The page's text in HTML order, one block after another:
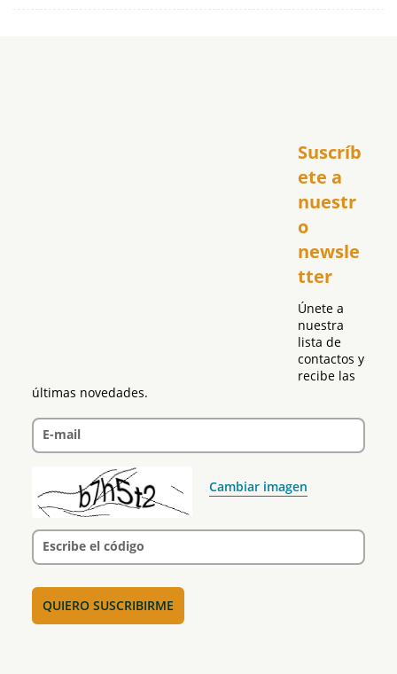
Suscríb
ete a
nuestr
o
newsle
tter
Únete a
nuestra
lista de
contactos y
recibe las
últimas novedades.
E-mail
Cambiar imagen
Escribe el código